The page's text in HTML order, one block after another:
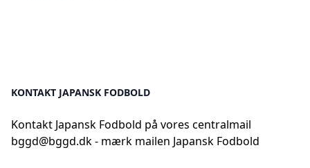
KONTAKT JAPANSK FODBOLD
Kontakt Japansk Fodbold på vores centralmail
bggd@bggd.dk- mærk mailen Japansk Fodbold